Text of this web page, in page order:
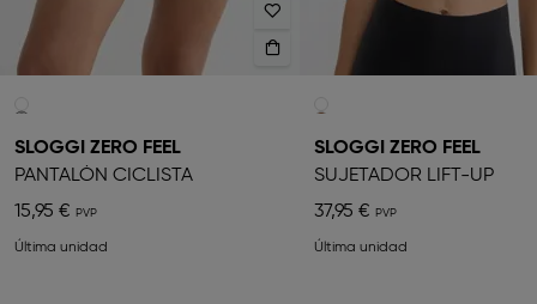
SLOGGI ZERO FEEL
PANTALÓN CICLISTA
15,95 €
Última unidad
SLOGGI ZERO FEEL
SUJETADOR LIFT-UP
37,95 €
Última unidad